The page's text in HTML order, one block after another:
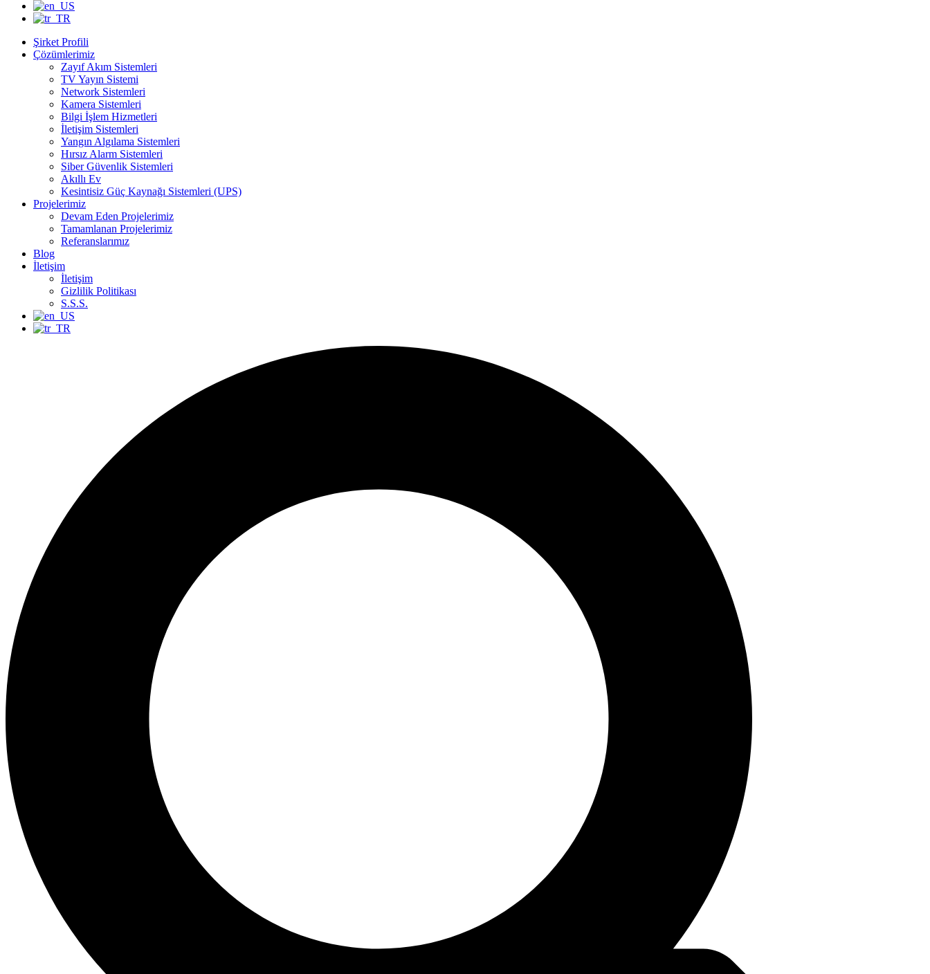
Şirket Profili
Çözümlerimiz
Zayıf Akım Sistemleri
TV Yayın Sistemi
Network Sistemleri
Kamera Sistemleri
Bilgi İşlem Hizmetleri
İletişim Sistemleri
Yangın Algılama Sistemleri
Hırsız Alarm Sistemleri
Siber Güvenlik Sistemleri
Akıllı Ev
Kesintisiz Güç Kaynağı Sistemleri (UPS)
Projelerimiz
Devam Eden Projelerimiz
Tamamlanan Projelerimiz
Referanslarımız
Blog
İletişim
İletişim
Gizlilik Politikası
S.S.S.